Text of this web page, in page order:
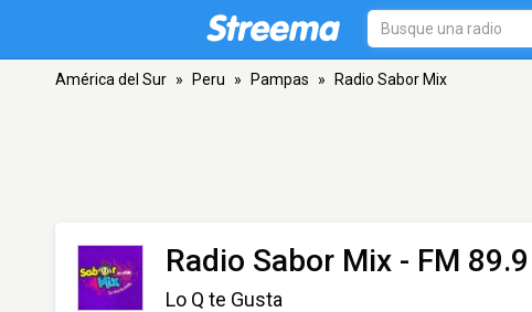
América del Sur » Peru » Pampas » Radio Sabor Mix
Radio Sabor Mix - FM
Lo Q te Gusta